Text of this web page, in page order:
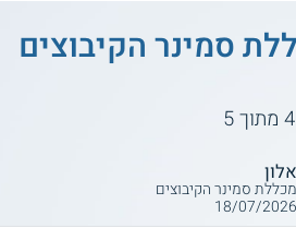
סמינר הקיבוצים
מתוך5
אלון
מכללת סמינר הקיבוצים
18/07/2026